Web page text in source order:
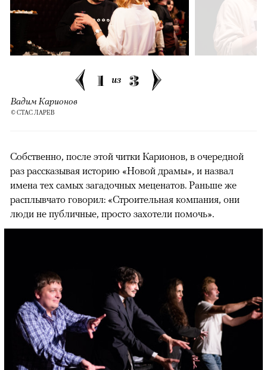
1 из 3
Вадим Карионов
© СТАС ЛАРЕВ
Собственно, после этой читки Карионов, в очередной
раз рассказывая историю «Новой драмы», и назвал
имена тех самых загадочных меценатов. Раньше же
расплывчато говорил: «Строительная компания, они
люди не публичные, просто захотели помочь».